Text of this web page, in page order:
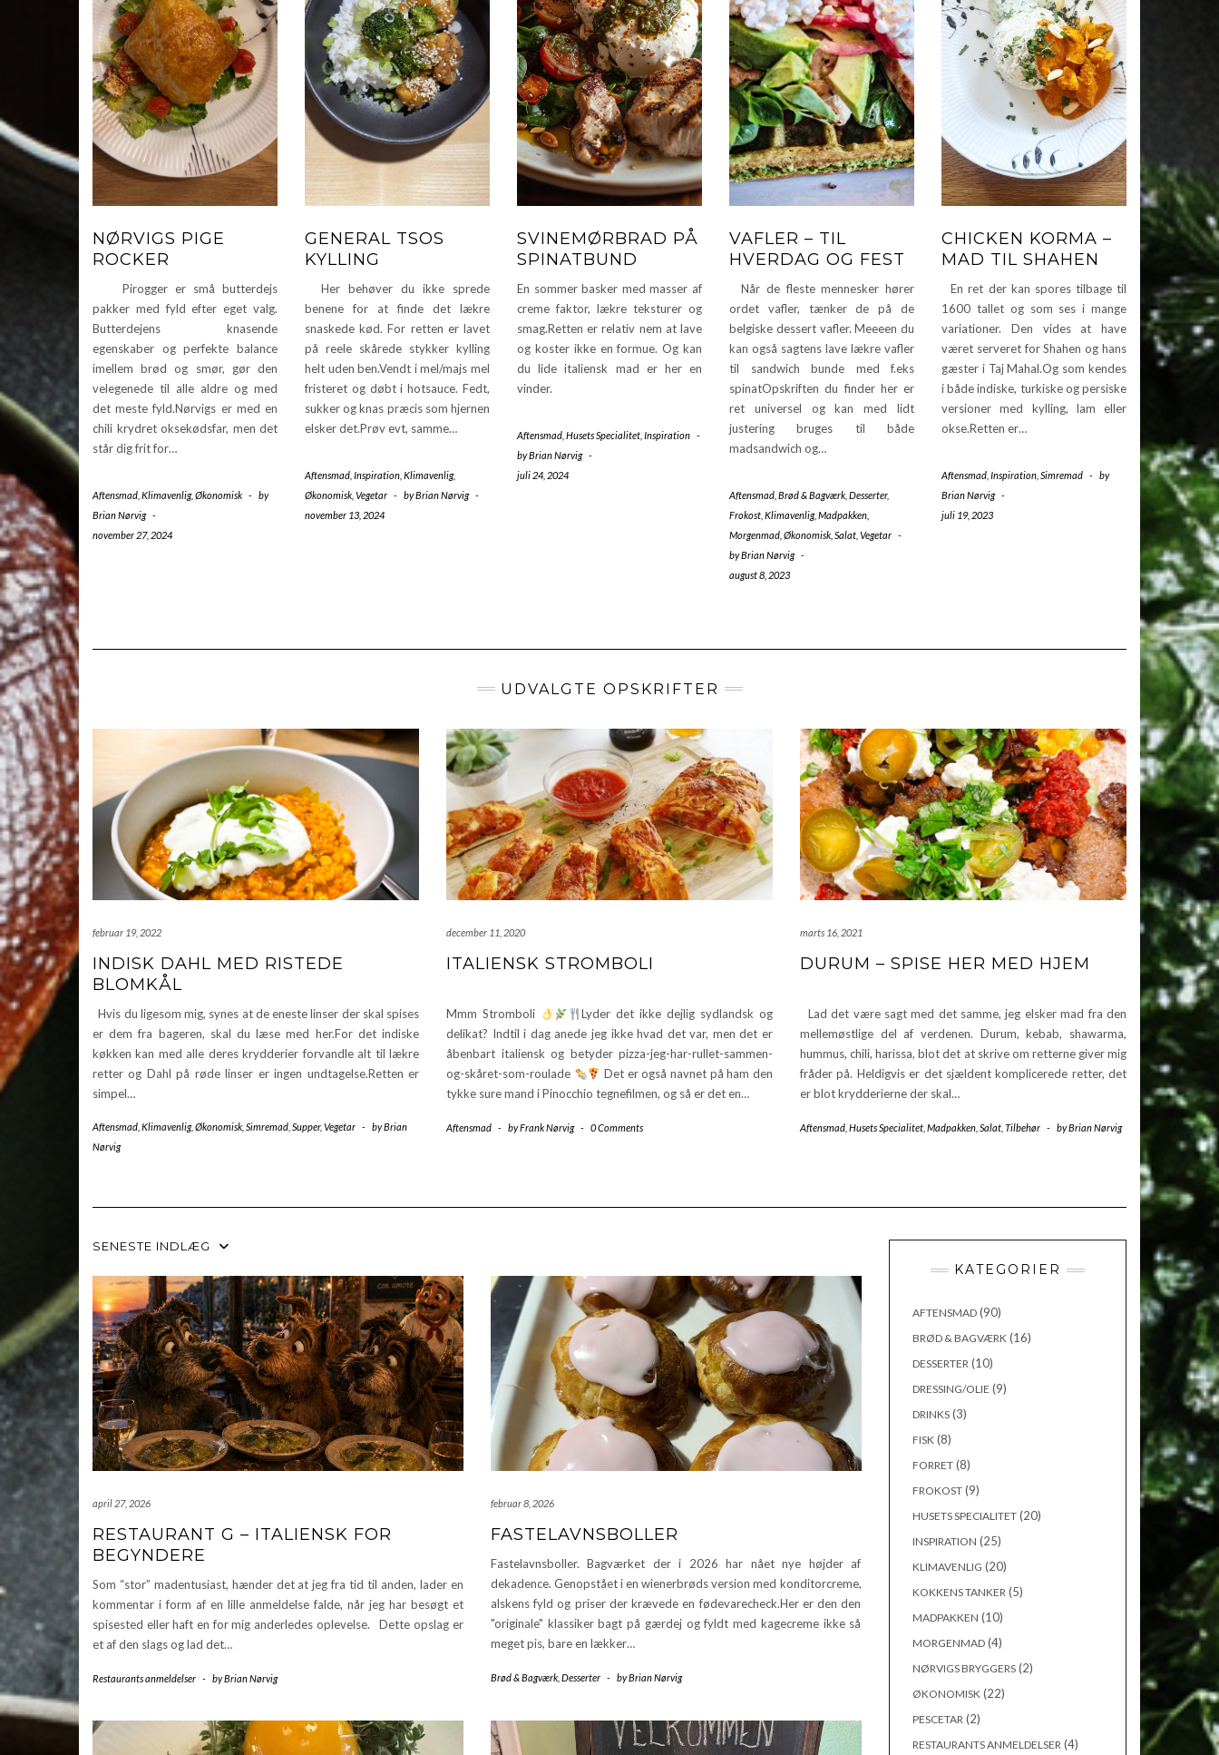
NØRVIGS PIGE
ROCKER
Pirogger er små butterdejs
pakker med fyld efter eget valg.
Butterdejens knasende
egenskaber og perfekte balance
imellem brød og smør, gør den
velegenede til alle aldre og med
det meste fyld.Nørvigs er med en
chili krydret oksekødsfar, men det
står dig frit for…
Aftensmad Klimavenlig, Økonomisk -
by
Brian Nørvig -
november 27, 2024
GENERAL TSOS
KYLLING
Her behøver du ikke sprede
benene for at finde det lækre
snaskede kød. For retten er lavet
på reele skårede stykker kylling
helt uden ben.Vendt i mel/majs mel
fristeret og døbt i hotsauce. Fedt,
sukker og knas præcis som hjernen
elsker det.Prøv evt, samme…
Aftensmad Inspiration Klimavenlig,
Økonomisk Vegetar - byBrian Nørvig -
november 13, 2024
SVINEMØRBRAD PÅ
SPINATBUND
En sommer basker med masser af
creme faktor, lækre teksturer og
smag.Retten er relativ nem at lave
og koster ikke en formue. Og kan
du lide italiensk mad er her en
vinder.
Aftensmad Husets Specialitet Inspiration -
byBrian Nørvig -
juli 24, 2024
VAFLER – TIL
HVERDAG OG FEST
Når de fleste mennesker hører
ordet vafler, tænker de på de
belgiske dessert vafler. Meeeen du
kan også sagtens lave lækre vafler
til sandwich bunde med f.eks
spinatOpskriften du finder her er
ret universel og kan med lidt
justering bruges til både
madsandwich og…
Aftensmad Brød & Bagværk Desserter,
Frokost Klimavenlig, Madpakken
Morgenmad Økonomisk Salat Vegetar -
byBrian Nørvig -
august 8, 2023
CHICKEN KORMA –
MAD TIL SHAHEN
En ret der kan spores tilbage til
1600 tallet og som ses i mange
variationer. Den vides at have
været serveret for Shahen og hans
gæster i Taj Mahal.Og som kendes
i både indiske, turkiske og persiske
versioner med kylling, lam eller
okse.Retten er…
Aftensmad Inspiration Simremad -
by
Brian Nørvig -
juli 19, 2023
UDVALGTE OPSKRIFTER
februar 19, 2022
INDISK DAHL MED RISTEDE
BLOMKÅL
Hvis du ligesom mig, synes at de eneste linser der skal spises
er dem fra bageren, skal du læse med her.For det indiske
køkken kan med alle deres krydderier forvandle alt til lækre
retter og Dahl på røde linser er ingen undtagelse.Retten er
simpel…
Aftensmad Klimavenlig, Økonomisk Simremad Supper, Vegetar - byBrian
Nørvig
december 11, 2020
ITALIENSK STROMBOLI
Mmm Stromboli
Lyder det ikke dejlig sydlandsk og
delikat? Indtil i dag anede jeg ikke hvad det var, men det er
åbenbart italiensk og betyder pizza-jeg-har-rullet-sammen-
og-skåret-som-roulade
Det er også navnet på ham den
tykke sure mand i Pinocchio tegnefilmen, og så er det en…
Aftensmad - byFrank Nørvig - 0 Comments
marts 16, 2021
DURUM – SPISE HER MED HJEM
Lad det være sagt med det samme, jeg elsker mad fra den
mellemøstlige del af verdenen. Durum, kebab, shawarma,
hummus, chili, harissa, blot det at skrive om retterne giver mig
fråder på. Heldigvis er det sjældent komplicerede retter, det
er blot krydderierne der skal…
Aftensmad Husets Specialitet Madpakken Salat Tilbehør - byBrian Nørvig
SENESTE INDLÆG
april 27, 2026
RESTAURANT G – ITALIENSK FOR
BEGYNDERE
Som “stor” madentusiast, hænder det at jeg fra tid til anden, lader en
kommentar i form af en lille anmeldelse falde, når jeg har besøgt et
spisested eller haft en for mig anderledes oplevelse. Dette opslag er
et af den slags og lad det…
Restaurants anmeldelser - byBrian Nørvig
februar 8, 2026
FASTELAVNSBOLLER
Fastelavnsboller. Bagværket der i 2026 har nået nye højder af
dekadence. Genopstået i en wienerbrøds version med konditorcreme,
alskens fyld og priser der krævede en fødevarecheck.Her er den den
"originale" klassiker bagt på gærdej og fyldt med kagecreme ikke så
meget pis, bare en lækker…
Brød & Bagværk, Desserter - byBrian Nørvig
KATEGORIER
AFTENSMAD(90)
BRØD & BAGVÆRK(16)
DESSERTER(10)
DRESSING/OLIE (9)
DRINKS(3)
FISK(8)
FORRET(8)
FROKOST(9)
HUSETS SPECIALITET(20)
INSPIRATION (25)
KLIMAVENLIG (20)
KOKKENS TANKER(5)
MADPAKKEN (10)
MORGENMAD(4)
NØRVIGS BRYGGERS(2)
ØKONOMISK(22)
PESCETAR(2)
RESTAURANTS ANMELDELSER(4)